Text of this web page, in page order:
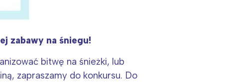
zabawy na śniegu!
bitwę na śnieżki, lub
zapraszamy do konkursu. Do